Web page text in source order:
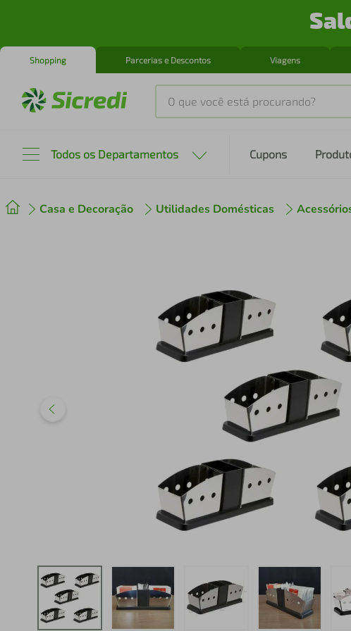
Shopping Parcerias e Descontos Viagens
O que você está procurando?
Todos os Departamentos Cupons
Casa e Decoração Utilidades Domésticas
º cafeteira
iphone